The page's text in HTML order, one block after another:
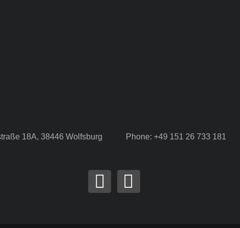
Phone: +49 151 26 733 181
18A, 38446 Wolfsburg